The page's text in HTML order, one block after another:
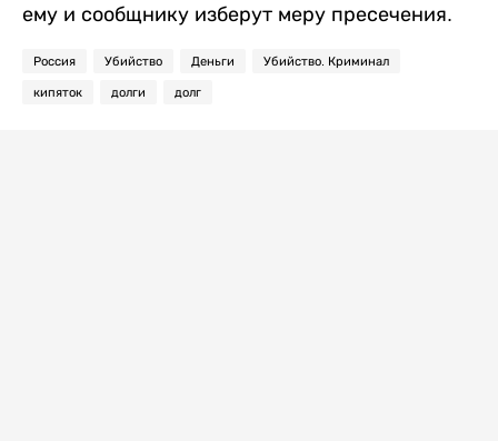
ему и сообщнику изберут меру пресечения.
Россия Убийство Деньги Убийство. Криминал
кипяток долги долг